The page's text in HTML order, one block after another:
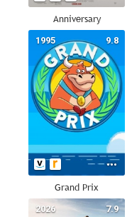
Anniversary
9.8
1995
Grand Prix
7.9
2026